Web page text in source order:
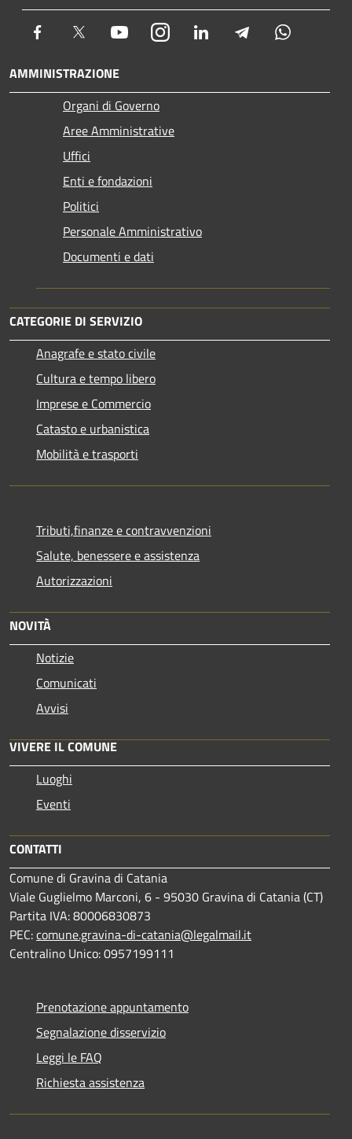
Facebook Twitter YoutubeInstagram LinkedIn Telegram
AMMINISTRAZIONE
Organi di Governo
Aree Amministrative
Uffici
Enti e fondazioni
Politici
Personale Amministrativo
Documenti e dati
CATEGORIE DI SERVIZIO
Anagrafe e stato civile
Cultura e tempo libero
Imprese e Commercio
Catasto e urbanistica
Mobilità e trasporti
Tributi,finanze e contravvenzioni
Salute, benessere e assistenza
Autorizzazioni
NOVITÀ
Notizie
Comunicati
Avvisi
VIVERE IL COMUNE
Luoghi
Eventi
CONTATTI
Comune di Gravina di Catania
Viale Guglielmo Marconi, 6 - 95030 Gravina di Catania (CT)
Partita IVA: 80006830873
PEC:comune.gravina-di-catania@legalmail.it
Centralino Unico: 0957199111
Prenotazione appuntamento
Segnalazione disservizio
Leggi le FAQ
Richiesta assistenza